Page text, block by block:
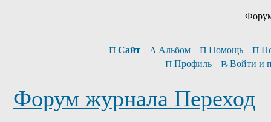
Сайт Альбом Помощь
Профиль
Войти и
Форум журнала Переход